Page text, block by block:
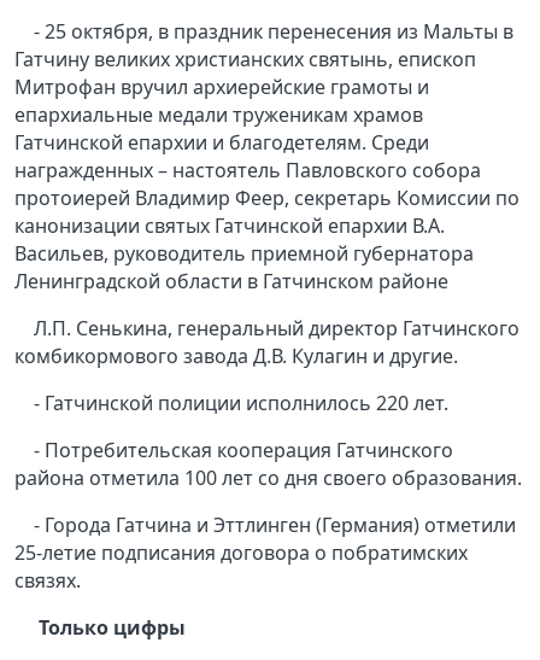
- 25 октября, в праздник перенесения из Мальты в
Гатчину великих христианских святынь, епископ
Митрофан вручил архиерейские грамоты и
епархиальные медали труженикам храмов
Гатчинской епархии и благодетелям. Среди
награжденных – настоятель Павловского собора
протоиерей Владимир Феер, секретарь Комиссии по
канонизации святых Гатчинской епархии В.А.
Васильев, руководитель приемной губернатора
Ленинградской области в Гатчинском районе
Л.П. Сенькина, генеральный директор Гатчинского
комбикормового завода Д.В. Кулагин и другие.
- Гатчинской полиции исполнилось 220 лет.
- Потребительская кооперация Гатчинского
района отметила 100 лет со дня своего образования.
- Города Гатчина и Эттлинген (Германия) отметили
25-летие подписания договора о побратимских
связях.
Только цифры